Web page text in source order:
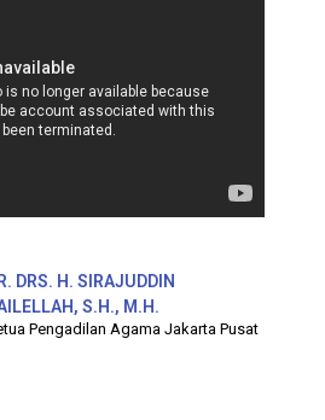
DRS. H. SIRAJUDDIN
S.H., M.H.
Pengadilan Agama Jakarta Pusat